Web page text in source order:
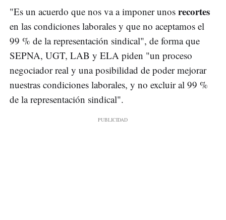
"Es un acuerdo que nos va a imponer unos recortes
en las condiciones laborales y que no aceptamos el
99 % de la representación sindical", de forma que
SEPNA, UGT, LAB y ELA piden "un proceso
negociador real y una posibilidad de poder mejorar
nuestras condiciones laborales, y no excluir al 99 %
de la representación sindical".